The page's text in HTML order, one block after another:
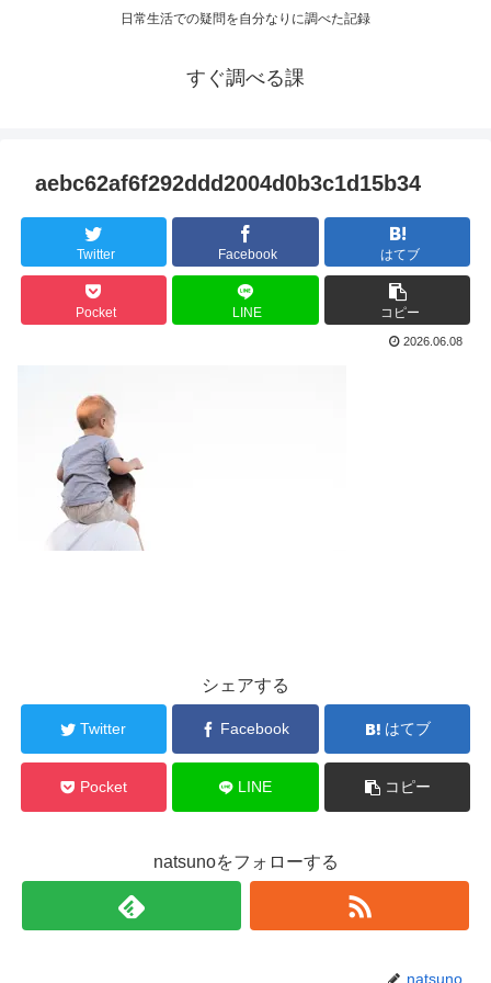
日常生活での疑問を自分なりに調べた記録
すぐ調べる課
aebc62af6f292ddd2004d0b3c1d15b34
Twitter Facebook はてブ
Pocket LINE コピー
2026.06.08
シェアする
Twitter Facebook はてブ
Pocket LINE コピー
natsunoをフォローする
natsuno